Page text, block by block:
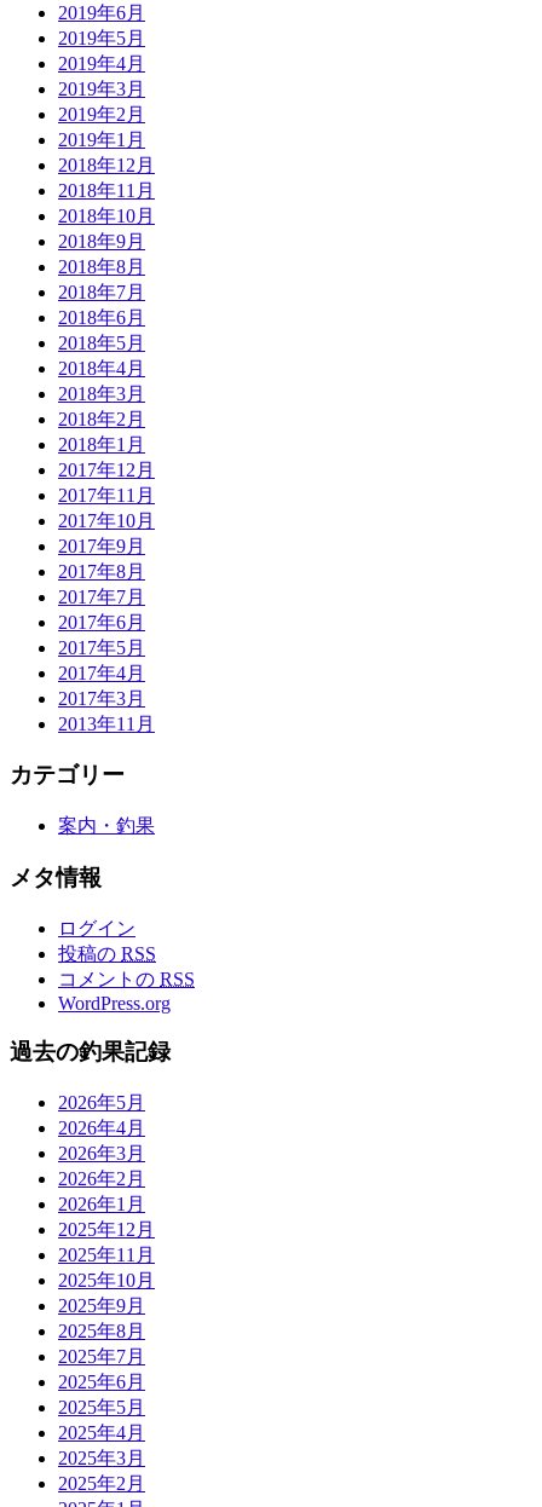
2019年6月
2019年5月
2019年4月
2019年3月
2019年2月
2019年1月
2018年12月
2018年11月
2018年10月
2018年9月
2018年8月
2018年7月
2018年6月
2018年5月
2018年4月
2018年3月
2018年2月
2018年1月
2017年12月
2017年11月
2017年10月
2017年9月
2017年8月
2017年7月
2017年6月
2017年5月
2017年4月
2017年3月
2013年11月
カテゴリー
案内・釣果
メタ情報
ログイン
投稿の RSS
コメントの RSS
WordPress.org
過去の釣果記録
2026年5月
2026年4月
2026年3月
2026年2月
2026年1月
2025年12月
2025年11月
2025年10月
2025年9月
2025年8月
2025年7月
2025年6月
2025年5月
2025年4月
2025年3月
2025年2月